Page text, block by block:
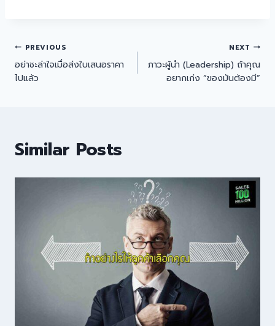
PREVIOUS
อย่าชะล่าใจเมื่อส่งใบเสนอราคา
ไปแล้ว
NEXT
ภาวะผู้นำ (Leadership) ถ้าคุณ
อยากเก่ง “ของมันต้องมี”
Similar Posts